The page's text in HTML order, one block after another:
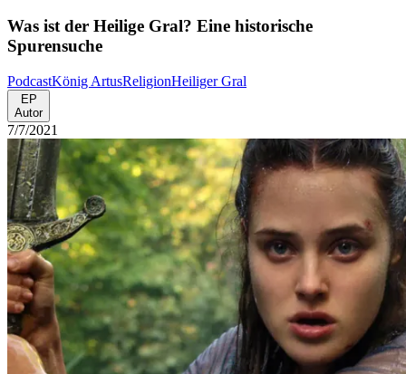
Was ist der Heilige Gral? Eine historische
Spurensuche
PodcastKönig ArtusReligionHeiliger Gral
EP
Autor
7/7/2021